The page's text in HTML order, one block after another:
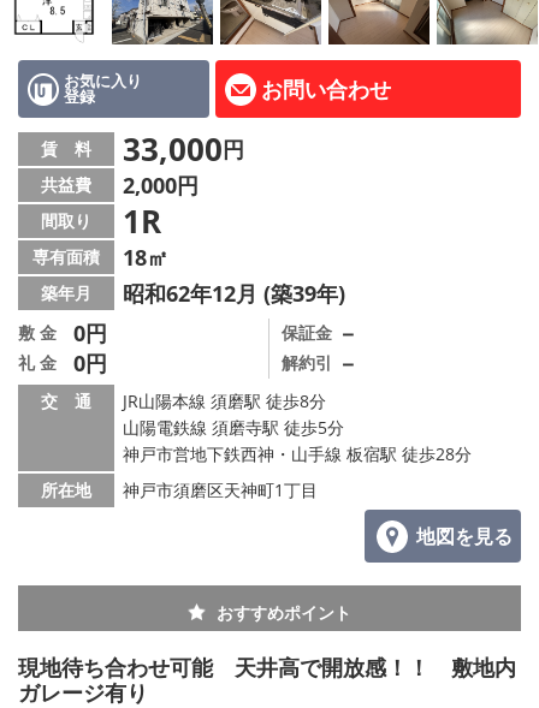
地図から探す
店舗情報·アクセス
会社概要
メールでお問い合わせ
お気に入り
登録 お問い合わせ
賃 料 33,000円
共益費 2,000円
間取り 1R
専有面積 18㎡
築年月 昭和62年12月 (築39年)
敷 金 0円
礼 金 0円
保証金 －
解約引 －
交 通
JR山陽本線 須磨駅 徒歩8分
山陽電鉄線 須磨寺駅 徒歩5分
神戸市営地下鉄西神・山手線 板宿駅 徒歩28分
所在地
神戸市須磨区天神町1丁目
地図を見る
おすすめポイント
現地待ち合わせ可能 天井高で開放感！！ 敷地内
ガレージ有り